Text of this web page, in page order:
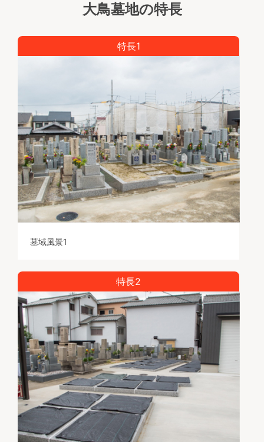
大鳥墓地の特長
特長1
墓域風景1
特長2